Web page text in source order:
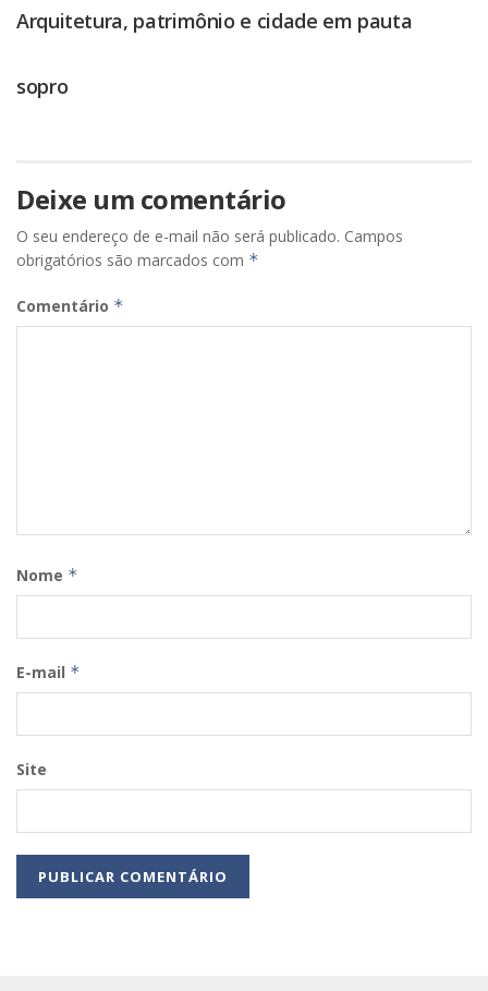
Arquitetura, patrimônio e cidade em pauta
sopro
Deixe um comentário
O seu endereço de e-mail não será publicado. Campos
obrigatórios são marcados com *
Comentário *
Nome *
E-mail *
Site